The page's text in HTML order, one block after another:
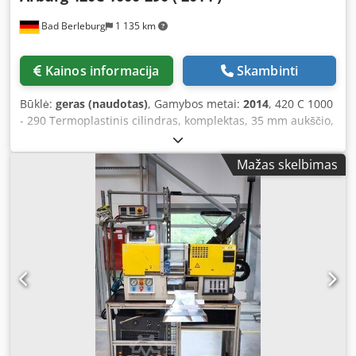
valdymas Įrangos paketas: optimizavimas / pagalbos
paketas: dokumentacija CD su naudojimo instrukcija ir
detalių sąrašu Be granulių talpyklos, 50 l
Bad Berleburg 1 135 km
Kainos informacija Skambinti
Būklė: geras (naudotas), Gamybos metai: 2014, 420 C 1000
- 290 Termoplastinis cilindras, komplektas, 35 mm aukščio,
itin atsparus nusidėvėjimui Standartinis sraigtinis
jungtuvas, dvigubo profilio jungties geometrija Valdymo
sistema Selogica direct Hidraulinė sistema su 2
reguliavimo siurbliais Jubiliejinis modelis GOLDEN EDITION
Termoplasto apdirbimas Atviras antgalis, 35 mm Antgalio
galas, skirtas atviram antgaliui Šildymo juosta, skirta
atviram antgaliui Montavimo plokščių komplektas 420,
centrinis, Ø 125 mm Jungtis, skirta oro išpūtimo įrenginiui
1 Selekcinis įrenginys, montuojamas iš šono, su prijungimo
elementu Centrinis velenas, skirtas sekvenciniam
judėjimui, palaikomas atatrankiniu vožtuvu Sąsaja su
robotų sistema (pagal EUROMAP 67), 50 kontaktų Lizdų
blokas: 1 CEE, 1 Schuko, papildomai Sąsaja su
Mažas skelbimas